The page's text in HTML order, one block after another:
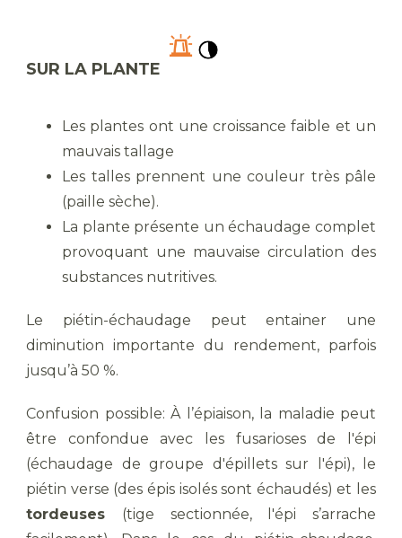
SUR LA PLANTE
Les plantes ont une croissance faible et un
mauvais tallage
Les talles prennent une couleur très pâle
(paille sèche).
La plante présente un échaudage complet
provoquant une mauvaise circulation des
substances nutritives.
Le piétin-échaudage peut entainer une
diminution importante du rendement, parfois
jusqu’à 50 %.
Confusion possible: À l’épiaison, la maladie peut
être confondue avec les fusarioses de l'épi
(échaudage de groupe d'épillets sur l'épi), le
piétin verse (des épis isolés sont échaudés) et les
tordeuses (tige sectionnée, l'épi s’arrache